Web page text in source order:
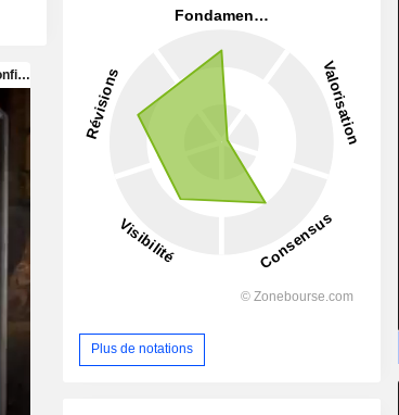
Plus de notations